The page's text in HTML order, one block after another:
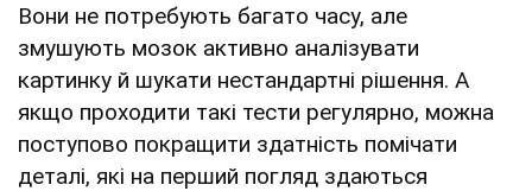
Вони не потребують багато часу, але
змушують мозок активно аналізувати
картинку й шукати нестандартні рішення. А
якщо проходити такі тести регулярно, можна
поступово покращити здатність помічати
деталі, які на перший погляд здаються